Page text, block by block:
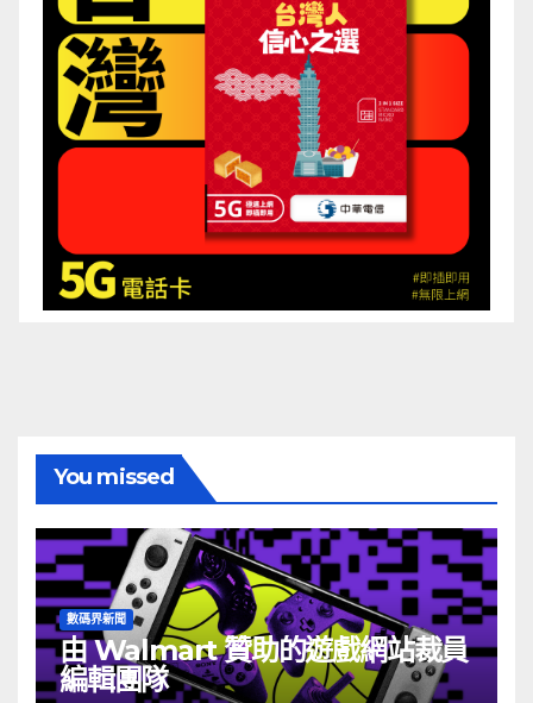
You missed
數碼界新聞
由 Walmart 贊助的遊戲網站裁員
編輯團隊